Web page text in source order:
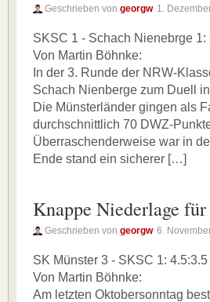
Geschrieben von georgw 1.
SKSC 1 - Schach Nienebrge 1:
Von Martin Böhnke:
In der 3. Runde der NRW-
Schach Nienberge zum Duell
Die Münsterländer gingen als
durchschnittlich 70 DWZ-
Überraschenderweise war in
Ende stand ein sicherer […]
Knappe Niederlage
Geschrieben von georgw 6.
SK Münster 3 - SKSC 1: 4.5:3.5
Von Martin Böhnke:
Am letzten Oktobersonntag